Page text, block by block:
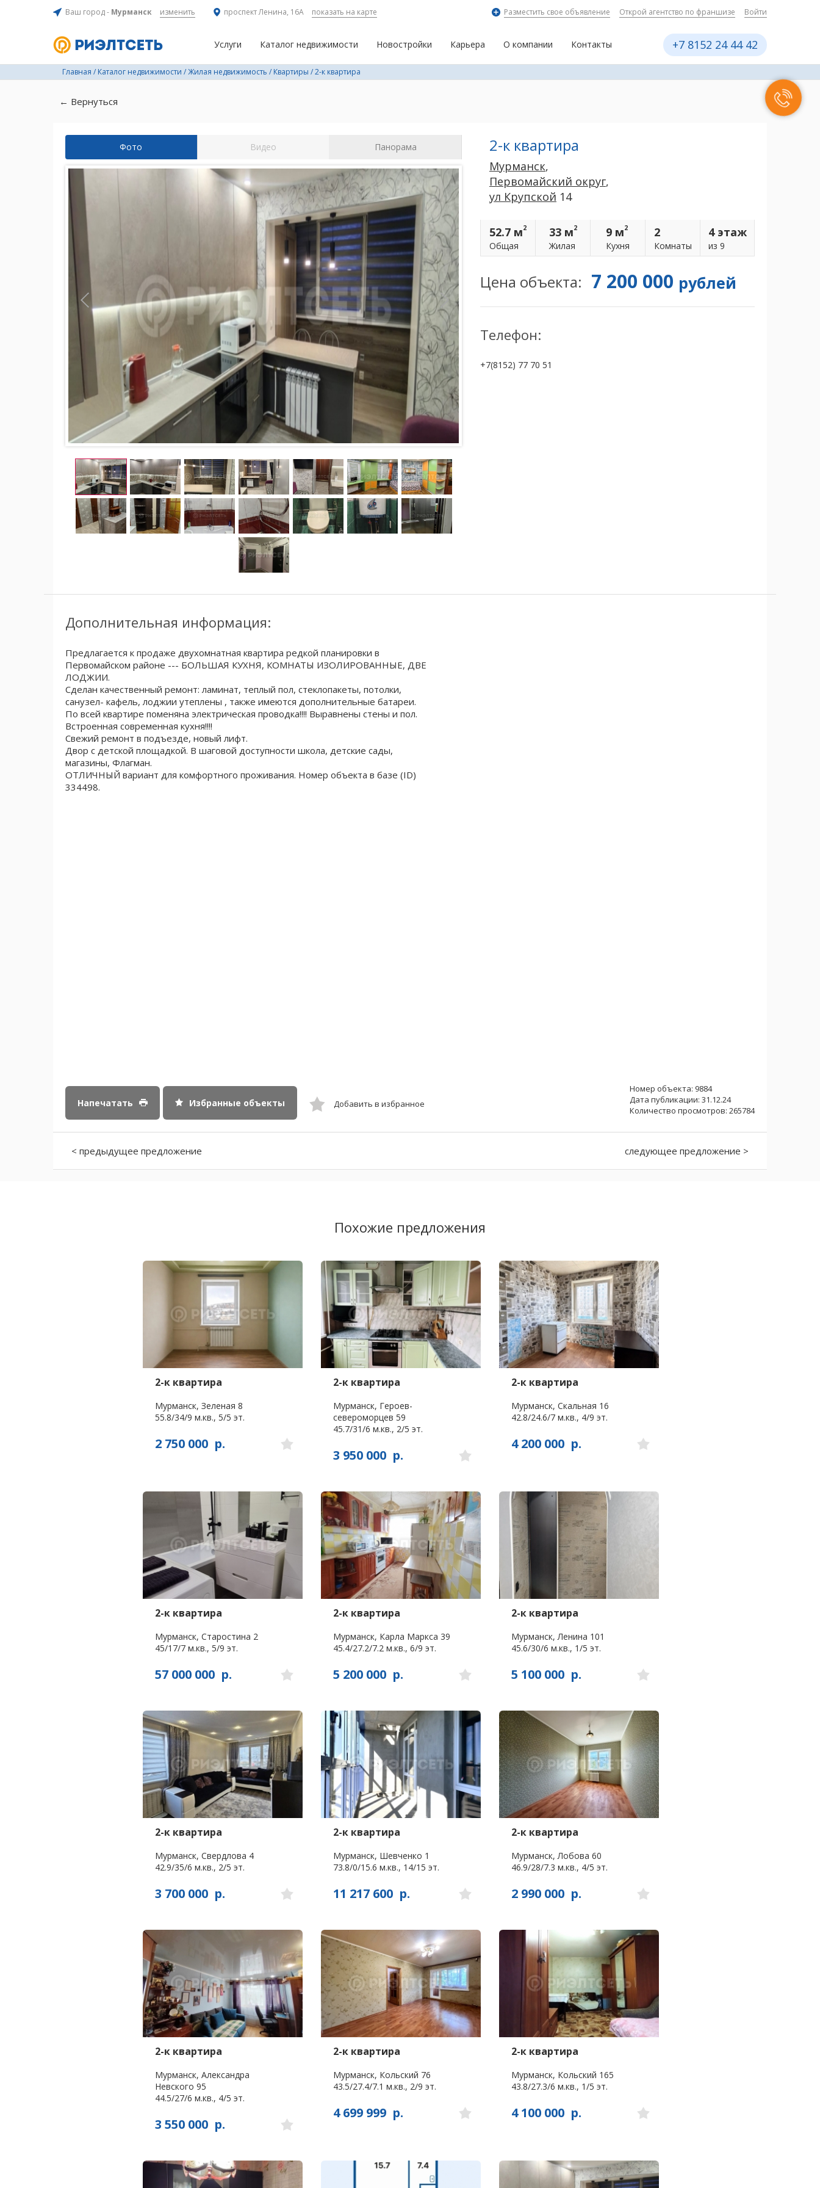
Ваш город - Мурманск изменить проспект Ленина, 16А показать на карте Разместить свое объявление Открой агентство по франшизе Войти
Услуги Каталог недвижимости Новостройки Карьера О компании Контакты +7 8152 24 44 42
Главная / Каталог недвижимости /Жилая недвижимость / Квартиры /2-к квартира
← Вернуться
Фото Видео Панорама 2-к квартира
Мурманск,
Первомайский округ,
ул Крупской 14
52.7 м2
Общая
33 м2
Жилая
9 м2
Кухня
2
Комнаты
4 этаж
из 9
Цена объекта: 7 200 000 рублей
Телефон:
+7(8152) 77 70 51
Дополнительная информация:
Предлагается к продаже двухомнатная квартира редкой планировки в
Первомайском районе --- БОЛЬШАЯ КУХНЯ, КОМНАТЫ ИЗОЛИРОВАННЫЕ, ДВЕ
ЛОДЖИИ.
Сделан качественный ремонт: ламинат, теплый пол, стеклопакеты, потолки,
санузел- кафель, лоджии утеплены , также имеются дополнительные батареи.
По всей квартире поменяна электрическая проводка!!!! Выравнены стены и пол.
Встроенная современная кухня!!!!
Свежий ремонт в подъезде, новый лифт.
Двор с детской площадкой. В шаговой доступности школа, детские сады,
магазины, Флагман.
ОТЛИЧНЫЙ вариант для комфортного проживания. Номер объекта в базе (ID)
334498.
Напечатать Избранные объекты Добавить в избранное
Номер объекта: 9884
Дата публикации: 31.12.24
Количество просмотров: 265784
< предыдущее предложение следующее предложение >
Похожие предложения
2-к квартира
Мурманск, Зеленая 8
55.8/34/9 м.кв., 5/5 эт.
2 750 000 р.
2-к квартира
Мурманск, Героев-
североморцев 59
45.7/31/6 м.кв., 2/5 эт.
3 950 000 р.
2-к квартира
Мурманск, Скальная 16
42.8/24.6/7 м.кв., 4/9 эт.
4 200 000 р.
2-к квартира
Мурманск, Старостина 2
45/17/7 м.кв., 5/9 эт.
57 000 000 р.
2-к квартира
Мурманск, Карла Маркса 39
45.4/27.2/7.2 м.кв., 6/9 эт.
5 200 000 р.
2-к квартира
Мурманск, Ленина 101
45.6/30/6 м.кв., 1/5 эт.
5 100 000 р.
2-к квартира
Мурманск, Свердлова 4
42.9/35/6 м.кв., 2/5 эт.
3 700 000 р.
2-к квартира
Мурманск, Шевченко 1
73.8/0/15.6 м.кв., 14/15 эт.
11 217 600 р.
2-к квартира
Мурманск, Лобова 60
46.9/28/7.3 м.кв., 4/5 эт.
2 990 000 р.
2-к квартира
Мурманск, Александра
Невского 95
44.5/27/6 м.кв., 4/5 эт.
3 550 000 р.
2-к квартира
Мурманск, Кольский 76
43.5/27.4/7.1 м.кв., 2/9 эт.
4 699 999 р.
2-к квартира
Мурманск, Кольский 165
43.8/27.3/6 м.кв., 1/5 эт.
4 100 000 р.